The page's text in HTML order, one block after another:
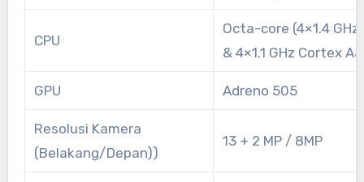
CPU
Octa-core (4×1.4
& 4×1.1 GHz Cortex
GPU Adreno 505
Resolusi Kamera
(Belakang/Depan))
13 + 2 MP / 8MP